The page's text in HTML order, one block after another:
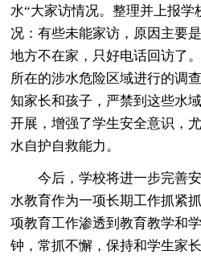
水“大家访情况。整理并上报学
况：有些未能家访，原因主要
地方不在家，只好电话回访了
所在的涉水危险区域进行的调
知家长和孩子，严禁到这些水
开展，增强了学生安全意识，
水自护自救能力。
今后，学校将进一步完善
水教育作为一项长期工作抓紧
项教育工作渗透到教育教学和
钟，常抓不懈，保持和学生家